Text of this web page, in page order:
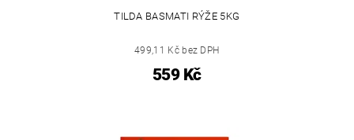
TILDA BASMATI RÝŽE 5KG
499,11 Kč bez DPH
559 Kč